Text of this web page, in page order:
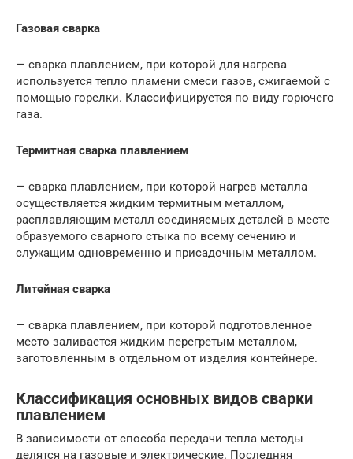
Газовая сварка
— сварка плавлением, при которой для нагрева
используется тепло пламени смеси газов, сжигаемой с
помощью горелки. Классифицируется по виду горючего
газа.
Термитная сварка плавлением
— сварка плавлением, при которой нагрев металла
осуществляется жидким термитным металлом,
расплавляющим металл соединяемых деталей в месте
образуемого сварного стыка по всему сечению и
служащим одновременно и присадочным металлом.
Литейная сварка
— сварка плавлением, при которой подготовленное
место заливается жидким перегретым металлом,
заготовленным в отдельном от изделия контейнере.
Классификация основных видов сварки
плавлением
В зависимости от способа передачи тепла методы
делятся на газовые и электрические. Последняя